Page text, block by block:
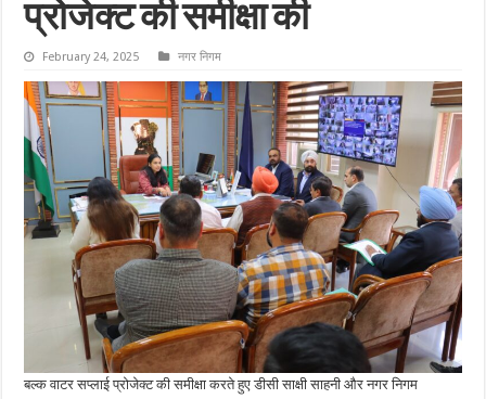
प्रोजेक्ट की समीक्षा की
February 24, 2025 नगर निगम
बल्क वाटर सप्लाई प्रोजेक्ट की समीक्षा करते हुए डीसी साक्षी साहनी और नगर निगम